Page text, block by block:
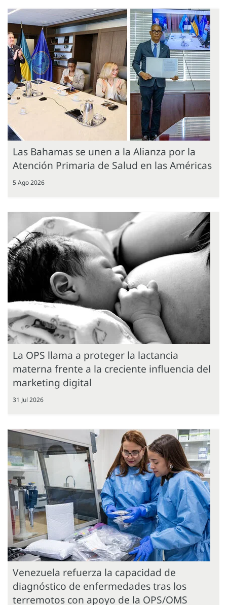
Las Bahamas se unen a la Alianza por la
Atención Primaria de Salud en las Américas
5 Ago 2026
La OPS llama a proteger la lactancia
materna frente a la creciente influencia del
marketing digital
31 Jul 2026
Venezuela refuerza la capacidad de
diagnóstico de enfermedades tras los
terremotos con apoyo de la OPS/OMS